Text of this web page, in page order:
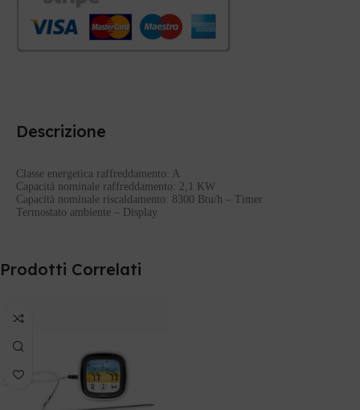
Descrizione
Classe energetica raffreddamento: A
Capacità nominale raffreddamento: 2,1 KW
Capacità nominale riscaldamento: 8300 Btu/h – Timer
Termostato ambiente – Display
Prodotti Correlati